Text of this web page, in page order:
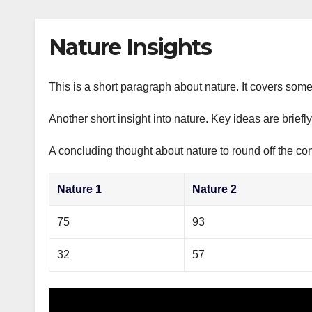
Nature Insights
This is a short paragraph about nature. It covers
Another short insight into nature. Key ideas are
A concluding thought about nature to round off the
Nature 1 Nature 2
75 93
32 57